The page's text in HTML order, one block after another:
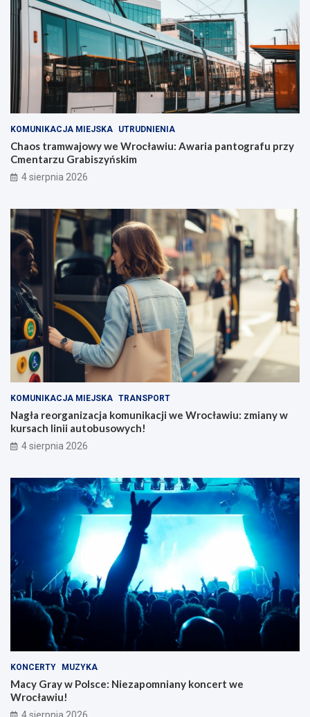
KOMUNIKACJA MIEJSKA UTRUDNIENIA
Chaos tramwajowy we Wrocławiu: Awaria pantografu przy
Cmentarzu Grabiszyńskim
4 sierpnia 2026
KOMUNIKACJA MIEJSKA TRANSPORT
Nagła reorganizacja komunikacji we Wrocławiu: zmiany w
kursach linii autobusowych!
4 sierpnia 2026
KONCERTY MUZYKA
Macy Gray w Polsce: Niezapomniany koncert we
Wrocławiu!